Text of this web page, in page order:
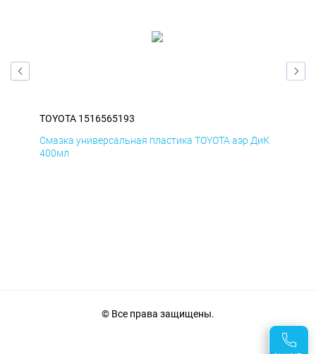
TOYOTA 1516565193
Смазка универсальная пластика TOYOTA аэр ДиК
400мл
© Все права защищены.